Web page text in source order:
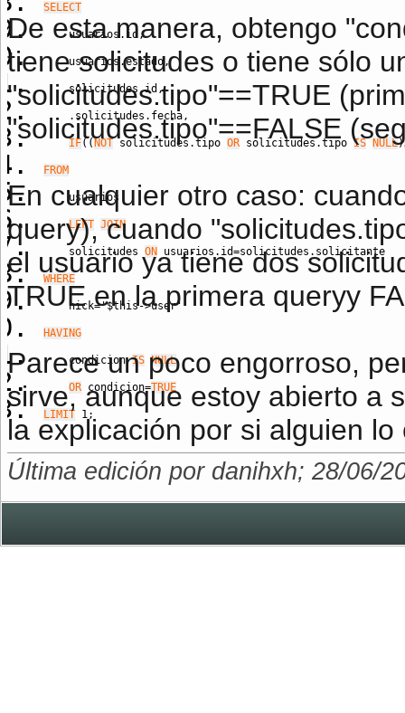
SELECT
usuarios.id ,
usuarios.estado ,
solicitudes.id ,
.solicitudes.fecha,
IF( ( NOT solicitudes.tipo OR solicitudes.tipo IS NULL)
FROM
usuarios
LEFT JOIN
solicitudes ON usuarios.id=solicitudes.solicitante
WHERE
nick='$this->user'
HAVING
condicion IS NULL
OR condicion=TRUE
LIMIT 1;
De esta manera, obtengo
tiene solicitudes o tiene sólo
"solicitudes.tipo"==TRUE
"solicitudes.tipo"==FALSE
En cualquier otro caso:
query), cuando
el usuario ya tiene dos
TRUE en la primera queryy
Parece un poco engorroso,
sirve, aunque estoy abierto a
la explicación por si alguien
Última edición por danihxh; 28/06/